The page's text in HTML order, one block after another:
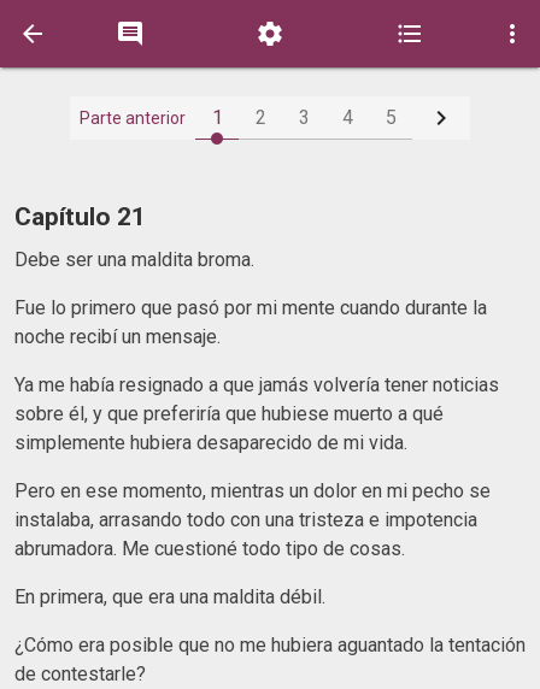
    
Parte anterior 1 2 3 4 5 
Capítulo 21
Debe ser una maldita broma.
Fue lo primero que pasó por mi mente cuando durante la
noche recibí un mensaje.
Ya me había resignado a que jamás volvería tener noticias
sobre él, y que preferiría que hubiese muerto a qué
simplemente hubiera desaparecido de mi vida.
Pero en ese momento, mientras un dolor en mi pecho se
instalaba, arrasando todo con una tristeza e impotencia
abrumadora. Me cuestioné todo tipo de cosas.
En primera, que era una maldita débil.
¿Cómo era posible que no me hubiera aguantado la tentación
de contestarle?